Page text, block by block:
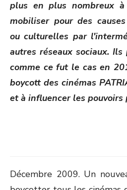
plus en plus nombreux
mobiliser pour des
ou culturelles par
autres réseaux sociaux.
comme ce fut le cas en
boycott des cinémas
et à influencer les pouvoirs
Décembre 2009. Un